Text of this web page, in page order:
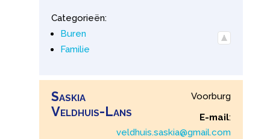
Categorieën:
Buren
Familie
Saskia
Veldhuis-Lans
Voorburg
E-mail:
veldhuis.saskia@gmail.com